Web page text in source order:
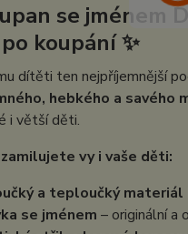
se jménem
koupání ✨
dítěti ten nejpříjemnější
hebkého a savého
i větší děti.
vy i vaše děti:
a teploučký materiál
se jménem – originální a